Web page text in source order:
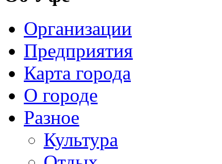
Организации
Предприятия
Карта города
О городе
Разное
Культура